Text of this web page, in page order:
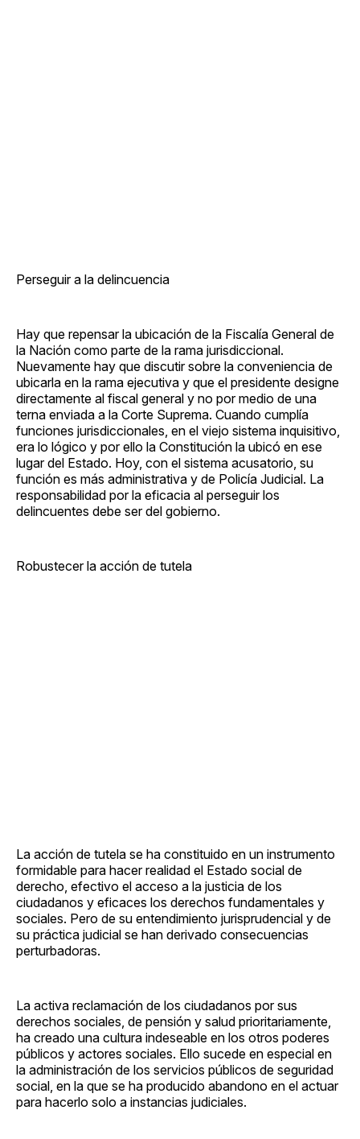
Perseguir a la delincuencia
Hay que repensar la ubicación de la Fiscalía General de
la Nación como parte de la rama jurisdiccional.
Nuevamente hay que discutir sobre la conveniencia de
ubicarla en la rama ejecutiva y que el presidente designe
directamente al fiscal general y no por medio de una
terna enviada a la Corte Suprema. Cuando cumplía
funciones jurisdiccionales, en el viejo sistema inquisitivo,
era lo lógico y por ello la Constitución la ubicó en ese
lugar del Estado. Hoy, con el sistema acusatorio, su
función es más administrativa y de Policía Judicial. La
responsabilidad por la eficacia al perseguir los
delincuentes debe ser del gobierno.
Robustecer la acción de tutela
La acción de tutela se ha constituido en un instrumento
formidable para hacer realidad el Estado social de
derecho, efectivo el acceso a la justicia de los
ciudadanos y eficaces los derechos fundamentales y
sociales. Pero de su entendimiento jurisprudencial y de
su práctica judicial se han derivado consecuencias
perturbadoras.
La activa reclamación de los ciudadanos por sus
derechos sociales, de pensión y salud prioritariamente,
ha creado una cultura indeseable en los otros poderes
públicos y actores sociales. Ello sucede en especial en
la administración de los servicios públicos de seguridad
social, en la que se ha producido abandono en el actuar
para hacerlo solo a instancias judiciales.